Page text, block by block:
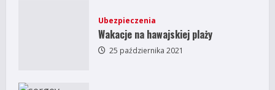
Ubezpieczenia
Wakacje na hawajskiej plaży
25 października 2021